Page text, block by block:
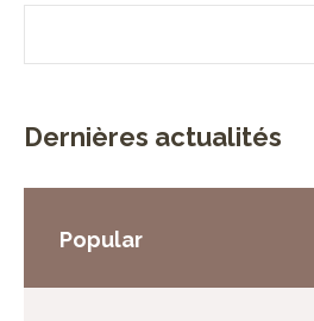
Dernières actualités
Popular